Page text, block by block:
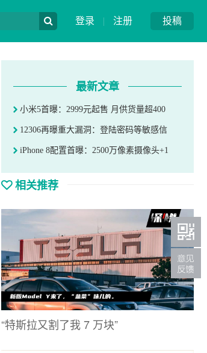
投稿
登录 | 注册
最新文章
小米5首曝：2999元起售 月供货量超400
12306再曝重大漏洞：登陆密码等敏感信
iPhone 8配置首曝：2500万像素摄像头+1
相关推荐
“特斯拉又割了我 7 万块”